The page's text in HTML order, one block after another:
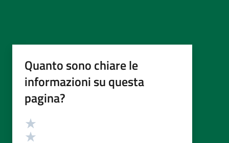
Quanto sono chiare le
informazioni su questa
pagina?
Valutazione